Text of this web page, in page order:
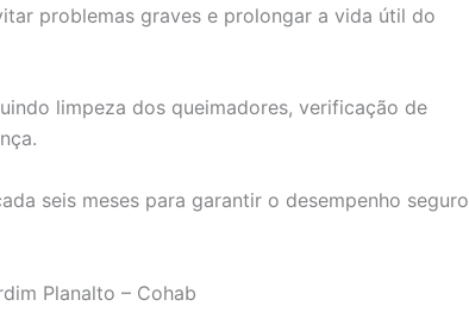
problemas graves e prolongar a vida útil do
limpeza dos queimadores, verificação de
seis meses para garantir o desempenho seguro
Planalto – Cohab